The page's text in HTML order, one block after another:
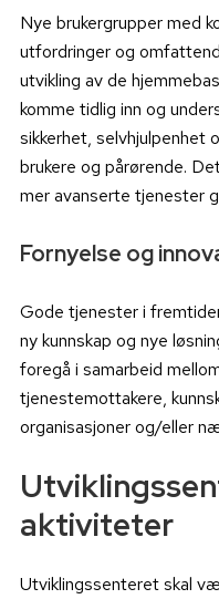
Nye brukergrupper med
utfordringer og
utvikling av de
komme tidlig inn og
sikkerhet, selvhjulpenhet
brukere og pårørende.
mer avanserte tjenester
Fornyelse og
Gode tjenester i
ny kunnskap og nye
foregå i samarbeid
tjenestemottakere,
organisasjoner og/eller
aktiviteter
Utviklingssenteret skal